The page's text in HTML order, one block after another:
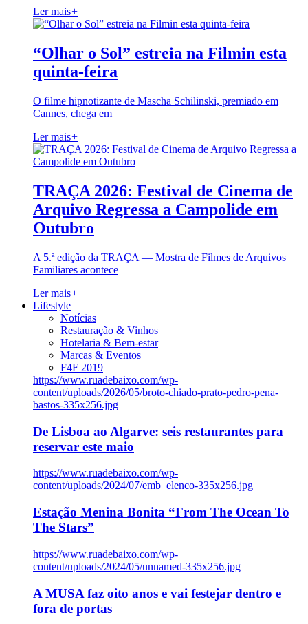
Ler mais+
“Olhar o Sol” estreia na Filmin esta
quinta-feira
O filme hipnotizante de Mascha Schilinski, premiado em
Cannes, chega em
Ler mais+
TRAÇA 2026: Festival de Cinema de
Arquivo Regressa a Campolide em
Outubro
A 5.ª edição da TRAÇA — Mostra de Filmes de Arquivos
Familiares acontece
Ler mais+
Lifestyle
Notícias
Restauração & Vinhos
Hotelaria & Bem-estar
Marcas & Eventos
F4F 2019
https://www.ruadebaixo.com/wp-
content/uploads/2026/05/broto-chiado-prato-pedro-pena-
bastos-335x256.jpg
De Lisboa ao Algarve: seis restaurantes para
reservar este maio
https://www.ruadebaixo.com/wp-
content/uploads/2024/07/emb_elenco-335x256.jpg
Estação Menina Bonita “From The Ocean To
The Stars”
https://www.ruadebaixo.com/wp-
content/uploads/2024/05/unnamed-335x256.jpg
A MUSA faz oito anos e vai festejar dentro e
fora de portas